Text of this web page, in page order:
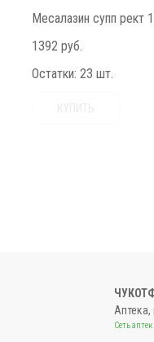
Месалазин супп рект
1392 руб.
Остатки: 23 шт.
Сеть аптек